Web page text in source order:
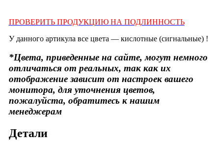
ПРОВЕРИТЬ ПРОДУКЦИЮ НА ПОДЛИННОСТЬ
У данного артикула все цвета — кислотные (сигнальные) !
*Цвета, приведенные на сайте, могут немного
отличаться от реальных, так как их
отображение зависит от настроек вашего
монитора, для уточнения цветов,
пожалуйста, обратитесь к нашим
менеджерам
Детали